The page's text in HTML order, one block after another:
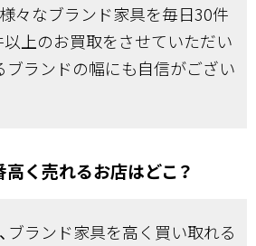
々なブランド家具を毎日30件
以上のお買取をさせていただい
ブランドの幅にも自信がござい
く売れるお店はどこ？
ブランド家具を高く買い取れる